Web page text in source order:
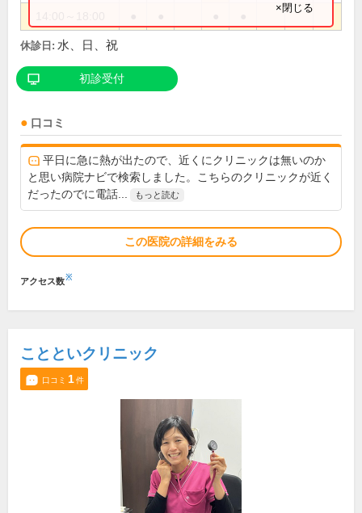
×閉じる
休診日: 水、日、祝
初診受付
口コミ
平日に急に熱が出たので、近くにクリニックは無いのか
と思い病院ナビで検索しました。こちらのクリニックが近く
だったのでに電話...
もっと読む
この医院の詳細をみる
アクセス数※
ことといクリニック
口コミ 1件